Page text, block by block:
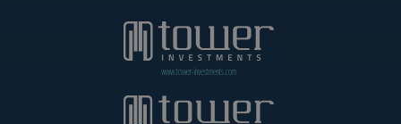
www.tower-investments.com